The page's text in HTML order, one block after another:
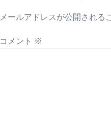
メールアドレスが公開される
コメント ※